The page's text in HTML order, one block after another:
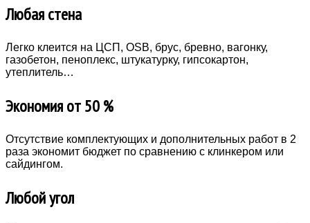
Любая стена
Легко клеится на ЦСП, OSB, брус, бревно, вагонку,
газобетон, пеноплекс, штукатурку, гипсокартон,
утеплитель…
Экономия от 50 %
Отсутствие комплектующих и дополнительных работ в 2
раза экономит бюджет по сравнению с клинкером или
сайдингом.
Любой угол